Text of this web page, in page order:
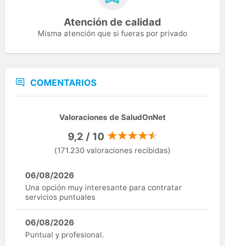
Atención de calidad
Misma atención que si fueras por privado
COMENTARIOS
Valoraciones de SaludOnNet
9,2 / 10
(171.230 valoraciones recibidas)
06/08/2026
Una opción muy interesante para contratar
servicios puntuales
06/08/2026
Puntual y profesional.